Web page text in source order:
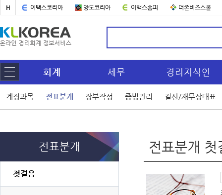
H 이택스코리아 양도코리아 이택스홈피 더존비즈스쿨
회계 세무 경리지식인
계정과목 전표분개 장부작성 증빙관리 결산/재무상태표
전표분개
첫걸음
전표분개 첫